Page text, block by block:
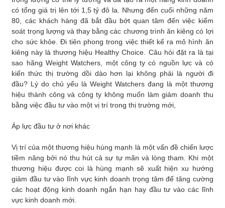
có tổng giá trị lên tới 1,5 tỷ đô la. Nhưng đến cuối những năm
80, các khách hàng đã bắt đầu bớt quan tâm đến việc kiểm
soát trọng lượng và thay bằng các chương trình ăn kiêng có lợi
cho sức khỏe. Đi tiên phong trong việc thiết kế ra mô hình ăn
kiêng này là thương hiệu Healthy Choice. Câu hỏi đặt ra là tại
sao hãng Weight Watchers, một công ty có nguồn lực và có
kiến thức thị trường dồi dào hơn lại không phải là người đi
đầu? Lý do chủ yếu là Weight Watchers đang là một thương
hiệu thành công và công ty không muốn làm giảm doanh thu
bằng việc đầu tư vào một vị trí trong thị trường mới,
Áp lực đầu tư ở nơi khác
Vị trí của một thương hiệu hùng mạnh là một vấn đề chiến lược
tiềm năng bởi nó thu hút cả sự tự mãn và lòng tham. Khi một
thương hiệu được coi là hùng mạnh sẽ xuất hiện xu hướng
giảm đầu tư vào lĩnh vực kinh doanh trọng tâm để tăng cường
các hoạt động kinh doanh ngắn hạn hay đầu tư vào các lĩnh
vực kinh doanh mới.